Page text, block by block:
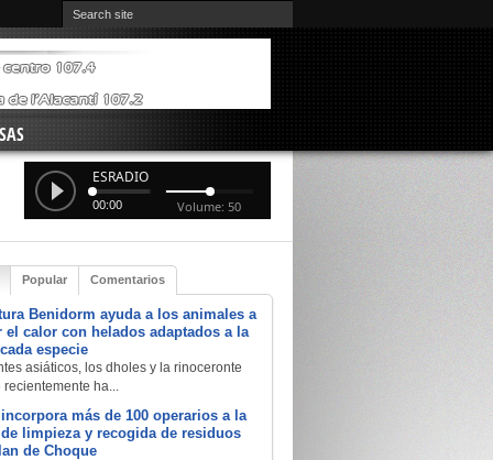
ESRADIO
00:00 Volume: 50
Popular Comentarios
Benidorm ayuda a los animales a
el calor con helados adaptados a la
especie
asiáticos, los dholes y la rinoceronte
recientemente ha...
más de 100 operarios a la
limpieza y recogida de residuos
de Choque